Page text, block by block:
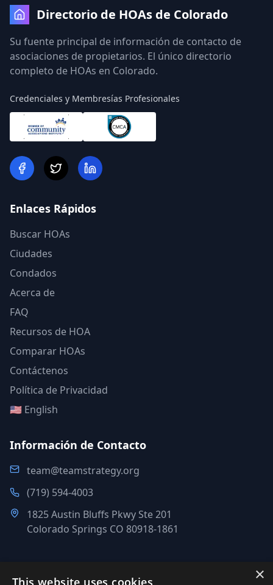
Directorio de HOAs de Colorado
Su fuente principal de información de contacto de
asociaciones de propietarios. El único directorio
completo de HOAs en Colorado.
Credenciales y Membresías Profesionales
Enlaces Rápidos
Buscar HOAs
Ciudades
Condados
Acerca de
FAQ
Recursos de HOA
Comparar HOAs
Contáctenos
Política de Privacidad
🇺🇸 English
Información de Contacto
team@teamstrategy.org
(719) 594-4003
1825 Austin Bluffs Pkwy Ste 201
Colorado Springs CO 80918-1861
×
This website uses cookies